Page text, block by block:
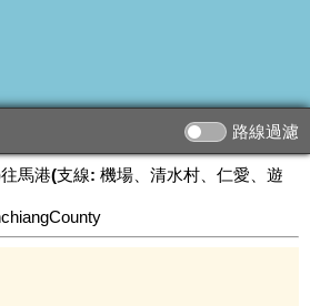
路線過濾
馬港(支線: 機場、清水村、仁愛、遊